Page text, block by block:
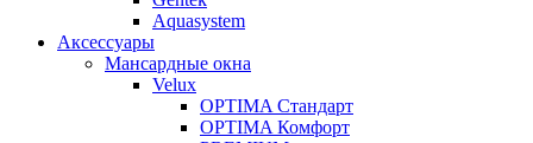
Aquasystem
Аксессуары
Мансардные окна
Velux
OPTIMA Стандарт
OPTIMA Комфорт